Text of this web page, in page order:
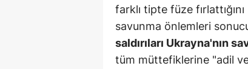
farklı tipte füze
savunma önlemleri
saldırıları Ukrayna'nın
tüm müttefiklerine "adil